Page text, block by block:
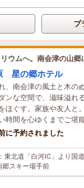
プ
ウムへ。南会津の山
星の郷ホテル
、南会津の風土と木の
ンな空間で、滋味溢れ
ほぐす。家族や友人と
時間を心ゆくまでご堪
に予約されました
東北道「白河IC」より国
スキー場手前